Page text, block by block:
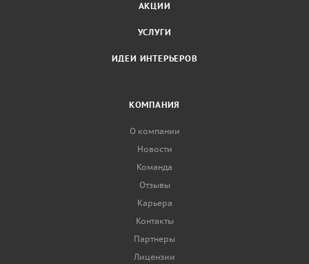
АКЦИИ
УСЛУГИ
ИДЕИ ИНТЕРЬЕРОВ
КОМПАНИЯ
О компании
Новости
Команда
Отзывы
Карьера
Контакты
Партнеры
Лицензии